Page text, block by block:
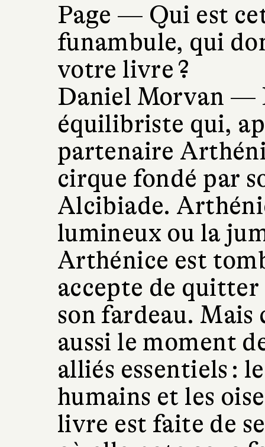
Page — Qui est
funambule, qui
votre livre ?
Daniel Morvan —
équilibriste qui,
partenaire
cirque fondé par
Alcibiade.
lumineux ou la
Arthénice est
accepte de
son fardeau. Mais
aussi le moment
alliés essentiels :
humains et les
livre est faite de